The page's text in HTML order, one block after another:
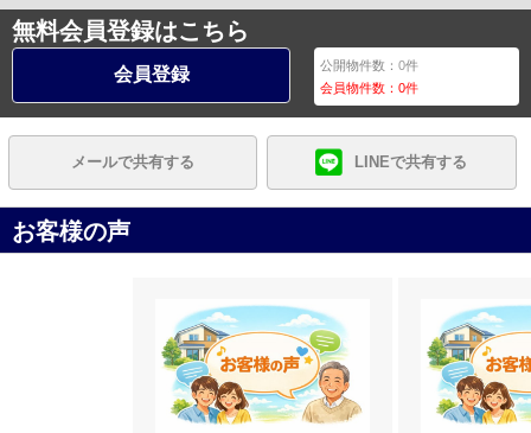
無料会員登録はこちら
会員登録 公開物件数：0件
会員物件数：0件
メールで共有する LINEで共有する
お客様の声